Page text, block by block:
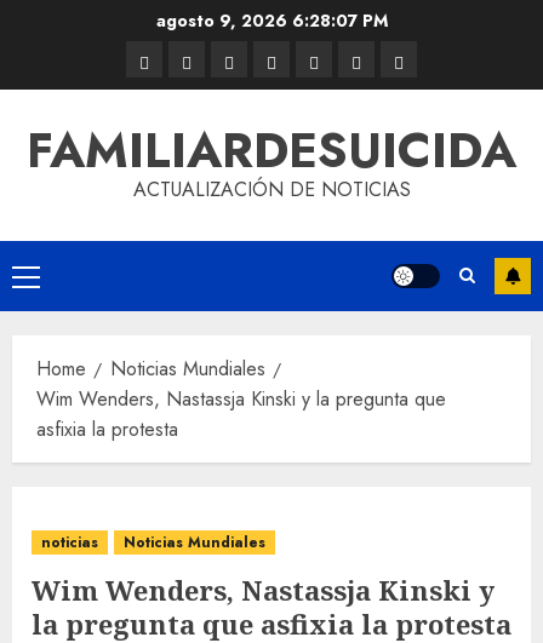
agosto 9, 2026 6:28:08 PM
FAMILIARDESUICIDA
ACTUALIZACIÓN DE NOTICIAS
Home
Noticias Mundiales
Wim Wenders, Nastassja Kinski y la pregunta que
asfixia la protesta
noticias Noticias Mundiales
Wim Wenders, Nastassja Kinski y
la pregunta que asfixia la protesta